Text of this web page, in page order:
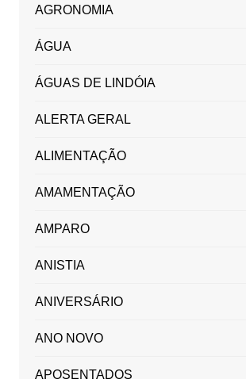
AGRONOMIA
ÁGUA
ÁGUAS DE LINDÓIA
ALERTA GERAL
ALIMENTAÇÃO
AMAMENTAÇÃO
AMPARO
ANISTIA
ANIVERSÁRIO
ANO NOVO
APOSENTADOS